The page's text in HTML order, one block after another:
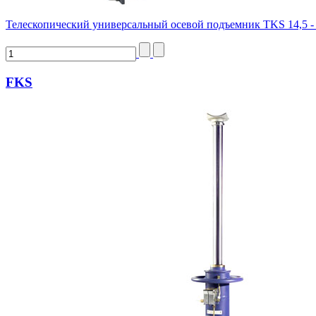
Телескопический универсальный осевой подъемник TKS 14,5 -
FKS